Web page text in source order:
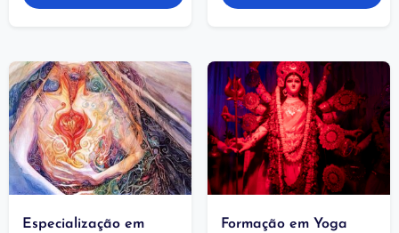
Especialização em
Formação em Yoga